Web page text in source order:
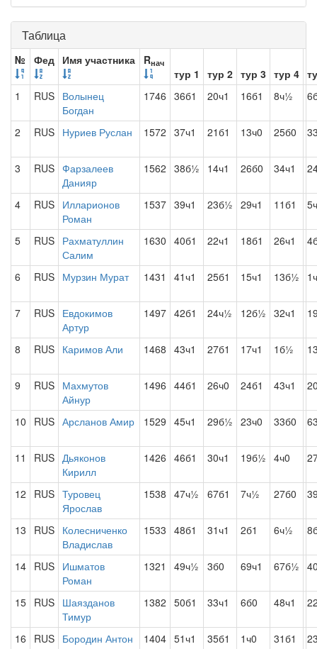
Таблица
№ Фед Имя участника Rнач
тур 1 тур 2 тур 3 тур 4
1
RUS Волынец
Богдан
1746 36б1 20ч1 16б1 8ч½
2 RUS Нуриев Руслан 1572 37ч1 21б1 13ч0 25б0
3 RUS Фарзалеев
Данияр
1562 38б½ 14ч1 26б0 34ч1
4 RUS Илларионов
Роман
1537 39ч1 23б½ 29ч1 11б1
5 RUS Рахматуллин
Салим
1630 40б1 22ч1 18б1 26ч1
6 RUS Мурзин Мурат 1431 41ч1 25б1 15ч1 13б½
7 RUS Евдокимов
Артур
1497 42б1 24ч½ 12б½ 32ч1
8 RUS Каримов Али 1468 43ч1 27б1 17ч1 1б½
9 RUS Махмутов
Айнур
1496 44б1 26ч0 24б1 43ч1
10 RUS Арсланов Амир 1529 45ч1 29б½ 23ч0 33б0
11 RUS Дьяконов
Кирилл
1426 46б1 30ч1 19б½ 4ч0
12 RUS Туровец
Ярослав
1538 47ч½ 67б1 7ч½ 27б0
13 RUS Колесниченко
Владислав
1533 48б1 31ч1 2б1 6ч½
14 RUS Ишматов
Роман
1321 49ч½ 3б0 69ч1 67б½
15 RUS Шаязданов
Тимур
1382 50б1 33ч1 6б0 48ч1
16 RUS Бородин Антон 1404 51ч1 35б1 1ч0 31б1